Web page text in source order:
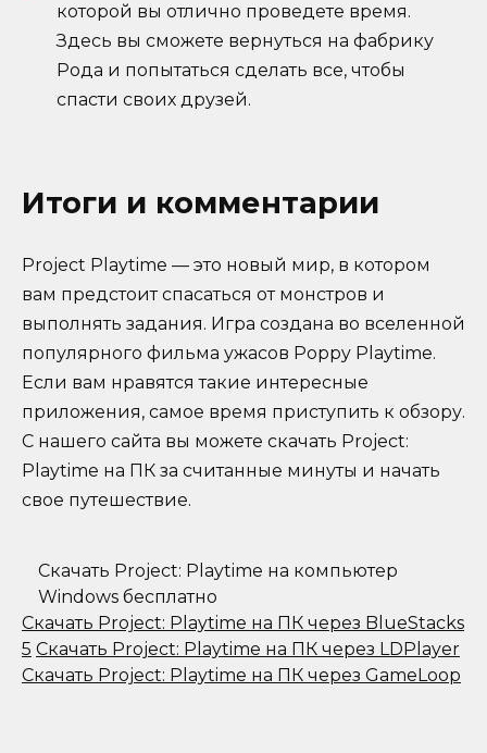
которой вы отлично проведете время.
Здесь вы сможете вернуться на фабрику
Рода и попытаться сделать все, чтобы
спасти своих друзей.
Итоги и комментарии
Project Playtime — это новый мир, в котором
вам предстоит спасаться от монстров и
выполнять задания. Игра создана во вселенной
популярного фильма ужасов Poppy Playtime.
Если вам нравятся такие интересные
приложения, самое время приступить к обзору.
С нашего сайта вы можете скачать Project:
Playtime на ПК за считанные минуты и начать
свое путешествие.
Скачать Project: Playtime на компьютер
Windows бесплатно
Скачать Project: Playtime на ПК через BlueStacks
5 Скачать Project: Playtime на ПК через LDPlayer
Скачать Project: Playtime на ПК через GameLoop